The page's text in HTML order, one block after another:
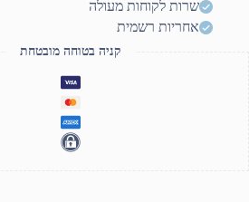
שרות לקוחות מעולה
אחריות רשמית
קניה בטוחה מובטחת